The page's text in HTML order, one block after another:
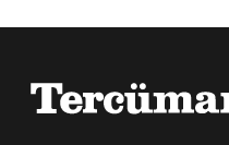
"Spor Sohbetleri" tam size